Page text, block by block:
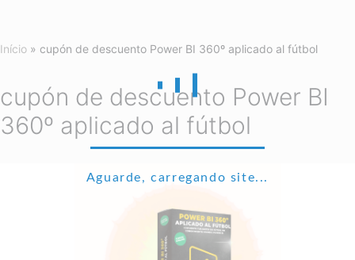
Aguarde, carregando site...
Início » cupón de descuento Power BI 360º aplicado al fútbol
cupón de descuento Power BI
360º aplicado al fútbol